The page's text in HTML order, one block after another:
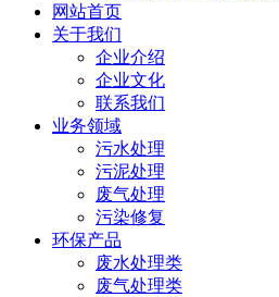
网站首页
关于我们
企业介绍
企业文化
联系我们
业务领域
污水处理
污泥处理
废气处理
污染修复
环保产品
废水处理类
废气处理类